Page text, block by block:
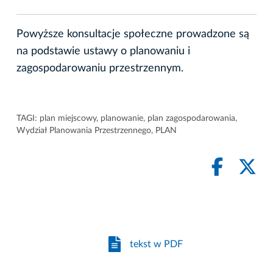
Powyższe konsultacje społeczne prowadzone są
na podstawie ustawy o planowaniu i
zagospodarowaniu przestrzennym.
TAGI: plan miejscowy, planowanie, plan zagospodarowania,
Wydział Planowania Przestrzennego, PLAN
tekst w PDF